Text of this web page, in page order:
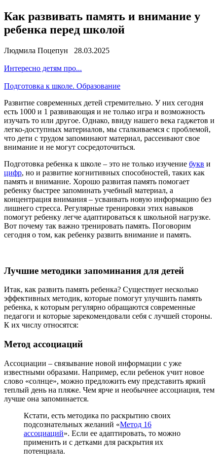
Как развивать память и внимание у
ребенка перед школой
Людмила Поцепун 28.03.2025
Интересно детям про...
Подготовка к школе. Образование
Развитие современных детей стремительно. У них сегодня
есть 1000 и 1 развивающая и не только игра и возможность
изучать то или другое. Однако, ввиду нашего века гаджетов и
легко-доступных материалов, мы сталкиваемся с проблемой,
что дети с трудом запоминают материал, рассеивают свое
внимание и не могут сосредоточиться.
Подготовка ребенка к школе – это не только изучение букв и
цифр, но и развитие когнитивных способностей, таких как
память и внимание. Хорошо развитая память помогает
ребенку быстрее запоминать учебный материал, а
концентрация внимания – усваивать новую информацию без
лишнего стресса. Регулярные тренировки этих навыков
помогут ребенку легче адаптироваться к школьной нагрузке.
Вот почему так важно тренировать память. Поговорим
сегодня о том, как ребенку развить внимание и память.
Лучшие методики запоминания для детей
Итак, как развить память ребенка? Существует несколько
эффективных методик, которые помогут улучшить память
ребенка, к которым регулярно обращаются современные
педагоги и которые зарекомендовали себя с лучшей стороны.
К их числу относятся:
Метод ассоциаций
Ассоциации – связывание новой информации с уже
известными образами. Например, если ребенок учит новое
слово «солнце», можно предложить ему представить яркий
теплый день на пляже. Чем ярче и необычнее ассоциация, тем
лучше она запоминается.
Кстати, есть методика по раскрытию своих
подсознательных желаний «Метод 16
ассоциаций». Если ее адаптировать, то можно
применить и с детками для раскрытия их
потенциала.